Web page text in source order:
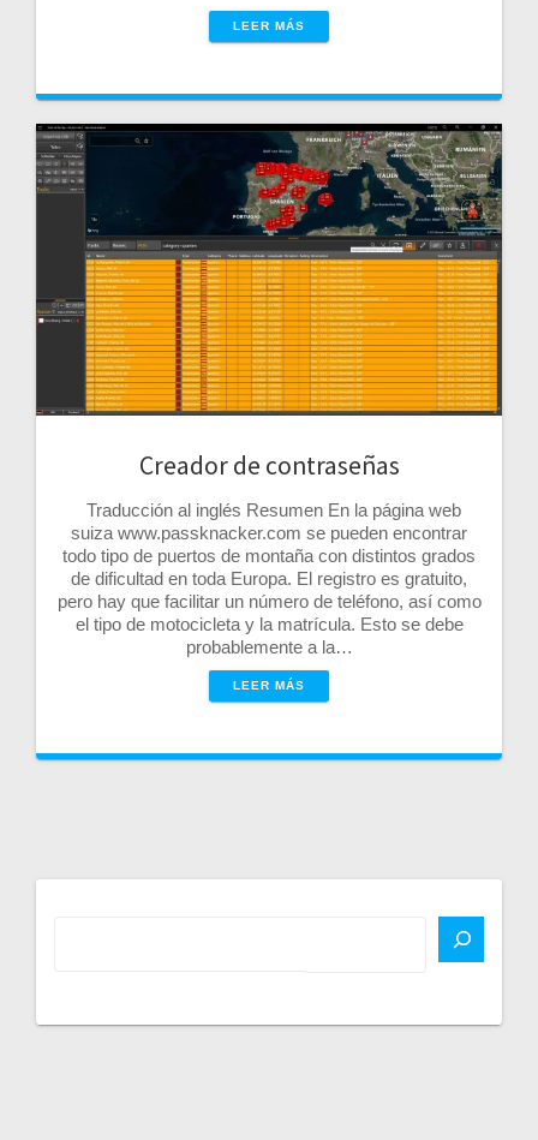
LEER MÁS
Creador de contraseñas
Traducción al inglés Resumen En la página web
suiza www.passknacker.com se pueden encontrar
todo tipo de puertos de montaña con distintos grados
de dificultad en toda Europa. El registro es gratuito,
pero hay que facilitar un número de teléfono, así como
el tipo de motocicleta y la matrícula. Esto se debe
probablemente a la…
LEER MÁS